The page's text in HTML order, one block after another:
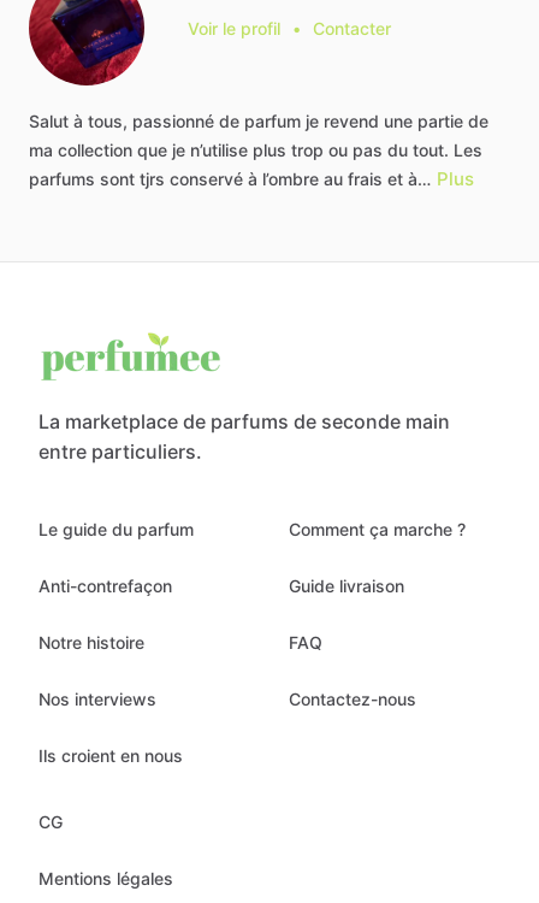
Voir le profil • Contacter
Salut à tous, passionné de parfum je revend une partie de
ma collection que je n’utilise plus trop ou pas du tout. Les
parfums sont tjrs conservé à l’ombre au frais et à… Plus
La marketplace de parfums de seconde main
entre particuliers.
Le guide du parfum
Anti-contrefaçon
Notre histoire
Nos interviews
Ils croient en nous
Comment ça marche ?
Guide livraison
FAQ
Contactez-nous
CG
Mentions légales